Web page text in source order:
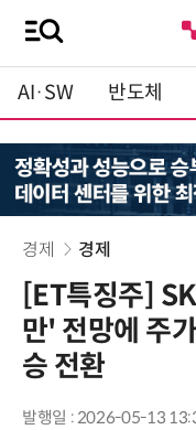
AI·SW 반도체
경제 경제
[ET특징주]
만' 전망에 주
승 전환
발행일 : 2026-05-13